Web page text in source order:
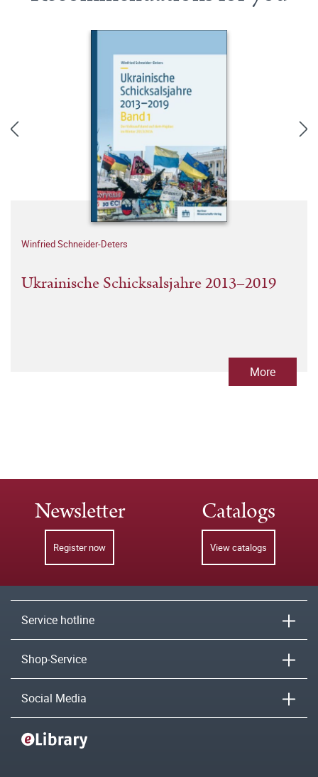
Winfried Schneider-Deters
Ukrainische Schicksalsjahre 2013–2019
More
Newsletter
Register now
Catalogs
View catalogs
Service hotline
Shop-Service
Social Media